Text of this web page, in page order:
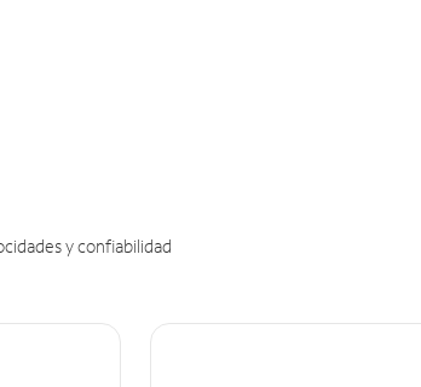
y confiabilidad